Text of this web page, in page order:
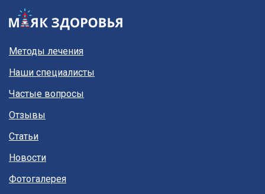
Методы лечения
Наши специалисты
Частые вопросы
Отзывы
Статьи
Новости
Фотогалерея